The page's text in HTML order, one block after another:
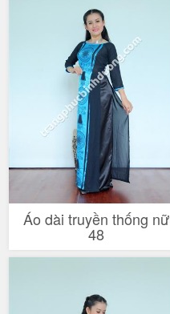
Áo dài truyền thống nữ
48